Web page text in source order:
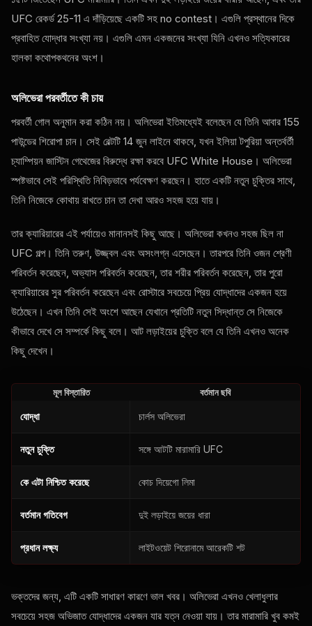
UFC রেকর্ড 25-11 এ দাঁড়িয়েছে একটি সহ no contest । এগুলি প্রস্থানের দিকে
প্রবাহিত যোদ্ধার সংখ্যা নয়। এগুলি এমন একজনের সংখ্যা যিনি এখনও সত্যিকারের
হালকা কথোপকথনের অংশ।
অলিভেরা পরবর্তীতে কী চায়
পরবর্তী গোল অনুমান করা কঠিন নয়। অলিভেরা ইতিমধ্যেই বলেছেন যে তিনি আবার 155
পাউন্ডের শিরোপা চান। সেই বেল্টটি 14 জুন লাইনে থাকবে, যখন ইলিয়া টপুরিয়া অন্তর্বর্তী
চ্যাম্পিয়ন জাস্টিন গেথেজের বিরুদ্ধে রক্ষা করবে UFC White House । অলিভেরা
স্পষ্টভাবে সেই পরিস্থিতি নিবিড়ভাবে পর্যবেক্ষণ করছেন। হাতে একটি নতুন চুক্তির সাথে,
তিনি নিজেকে কোথায় রাখতে চান তা দেখা আরও সহজ হয়ে যায়।
তার ক্যারিয়ারের এই পর্যায়েও মানানসই কিছু আছে। অলিভেরা কখনও সহজ ছিল না
UFC গল্প। তিনি তরুণ, উজ্জ্বল এবং অসংলগ্ন এসেছেন। তারপরে তিনি ওজন শ্রেণী
পরিবর্তন করেছেন, অভ্যাস পরিবর্তন করেছেন, তার শরীর পরিবর্তন করেছেন, তার পুরো
ক্যারিয়ারের সুর পরিবর্তন করেছেন এবং রোস্টারে সবচেয়ে প্রিয় যোদ্ধাদের একজন হয়ে
উঠেছেন। এখন তিনি সেই অংশে আছেন যেখানে প্রতিটি নতুন সিদ্ধান্ত সে নিজেকে
কীভাবে দেখে সে সম্পর্কে কিছু বলে। আট লড়াইয়ের চুক্তি বলে যে তিনি এখনও অনেক
কিছু দেখেন।
মূল বিস্তারিত বর্তমান ছবি
যোদ্ধা চার্লস অলিভেরা
নতুন চুক্তি সঙ্গে আটটি মারামারি UFC
কে এটা নিশ্চিত করেছে কোচ দিয়েগো লিমা
বর্তমান গতিবেগ দুই লড়াইয়ে জয়ের ধারা
প্রধান লক্ষ্য লাইটওয়েট শিরোনামে আরেকটি শট
ভক্তদের জন্য, এটি একটি সাধারণ কারণে ভাল খবর। অলিভেরা এখনও খেলাধুলার
সবচেয়ে সহজ অভিজাত যোদ্ধাদের একজন যার যত্ন নেওয়া যায়। তার মারামারি খুব কমই